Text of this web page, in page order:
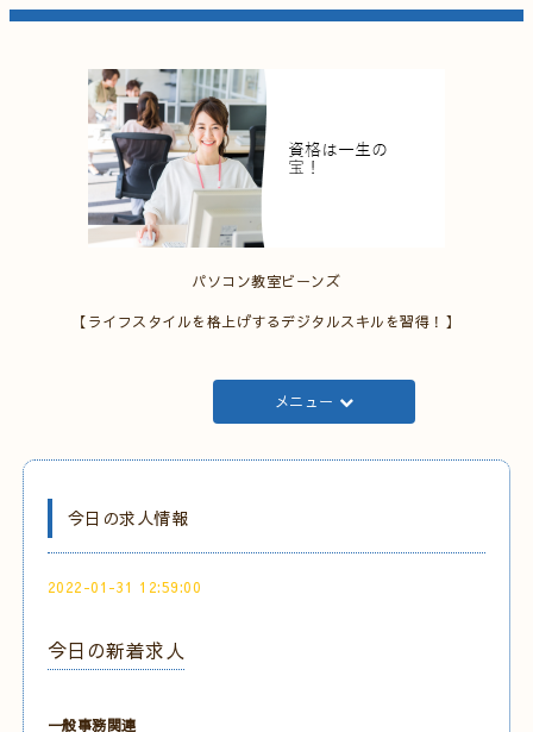
パソコン教室ビーンズ
【ライフスタイルを格上げするデジタルスキルを習得！】
メニュー
今日の求人情報
2022-01-31 12:59:00
今日の新着求人
一般事務関連